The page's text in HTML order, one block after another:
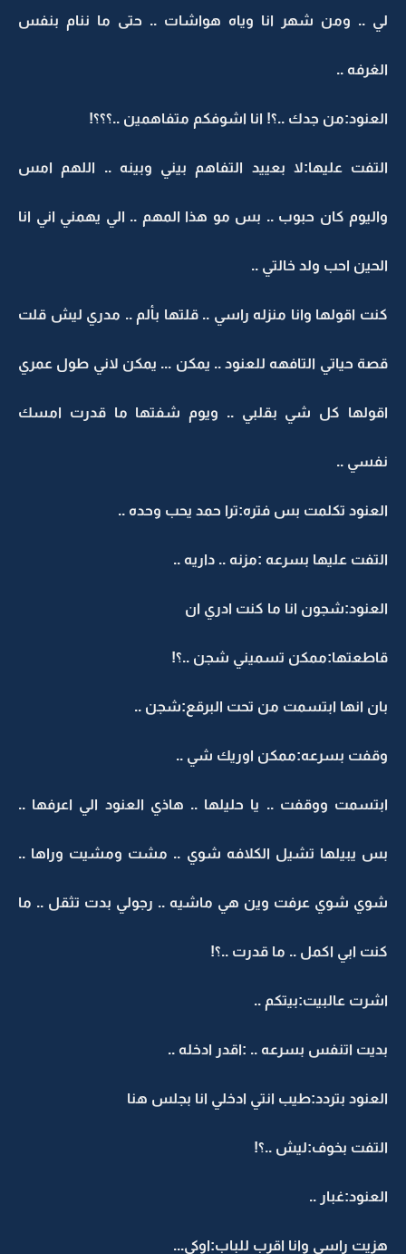
لي .. ومن شهر انا وياه هواشات .. حتى ما ننام بنفس
الغرفه ..
العنود:من جدك ..؟! انا اشوفكم متفاهمين ..؟؟؟!
التفت عليها:لا بعييد التفاهم بيني وبينه .. اللهم امس
واليوم كان حبوب .. بس مو هذا المهم .. الي يهمني اني انا
الحين احب ولد خالتي ..
كنت اقولها وانا منزله راسي .. قلتها بألم .. مدري ليش قلت
قصة حياتي التافهه للعنود .. يمكن ... يمكن لاني طول عمري
اقولها كل شي بقلبي .. ويوم شفتها ما قدرت امسك
نفسي ..
العنود تكلمت بس فتره:ترا حمد يحب وحده ..
التفت عليها بسرعه :مزنه .. داريه ..
العنود:شجون انا ما كنت ادري ان
قاطعتها:ممكن تسميني شجن ..؟!
بان انها ابتسمت من تحت البرقع:شجن ..
وقفت بسرعه:ممكن اوريك شي ..
ابتسمت ووقفت .. يا حليلها .. هاذي العنود الي اعرفها ..
بس يبيلها تشيل الكلافه شوي .. مشت ومشيت وراها ..
شوي شوي عرفت وين هي ماشيه .. رجولي بدت تثقل .. ما
كنت ابي اكمل .. ما قدرت ..؟!
اشرت عالبيت:بيتكم ..
بديت اتنفس بسرعه .. :اقدر ادخله ..
العنود بتردد:طيب انتي ادخلي انا بجلس هنا
التفت بخوف:ليش ..؟!
العنود:غبار ..
هزيت راسي وانا اقرب للباب:اوكي...